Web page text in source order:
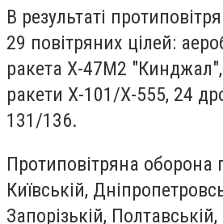
В результаті
29 повітряних цілей:
ракета Х-47М2 "Кинджал",
ракети Х-101/Х-555, 24
131/136.
Протиповітряна оборона
Київській,
Запорізькій, Полтавській,